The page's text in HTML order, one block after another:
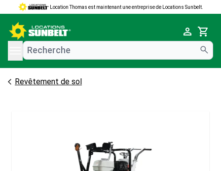
Location Thomas est maintenant une entreprise de Locations Sunbelt.
Cart
menu
Revêtement de sol